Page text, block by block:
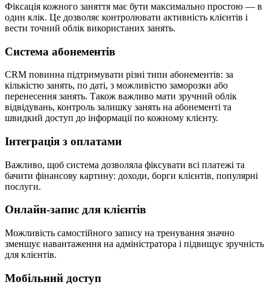
Фіксація кожного заняття має бути максимально простою — в
один клік. Це дозволяє контролювати активність клієнтів і
вести точний облік використаних занять.
Система абонементів
CRM повинна підтримувати різні типи абонементів: за
кількістю занять, по даті, з можливістю заморозки або
перенесення занять. Також важливо мати зручний облік
відвідувань, контроль залишку занять на абонементі та
швидкий доступ до інформації по кожному клієнту.
Інтеграція з оплатами
Важливо, щоб система дозволяла фіксувати всі платежі та
бачити фінансову картину: доходи, борги клієнтів, популярні
послуги.
Онлайн-запис для клієнтів
Можливість самостійного запису на тренування значно
зменшує навантаження на адміністратора і підвищує зручність
для клієнтів.
Мобільний доступ